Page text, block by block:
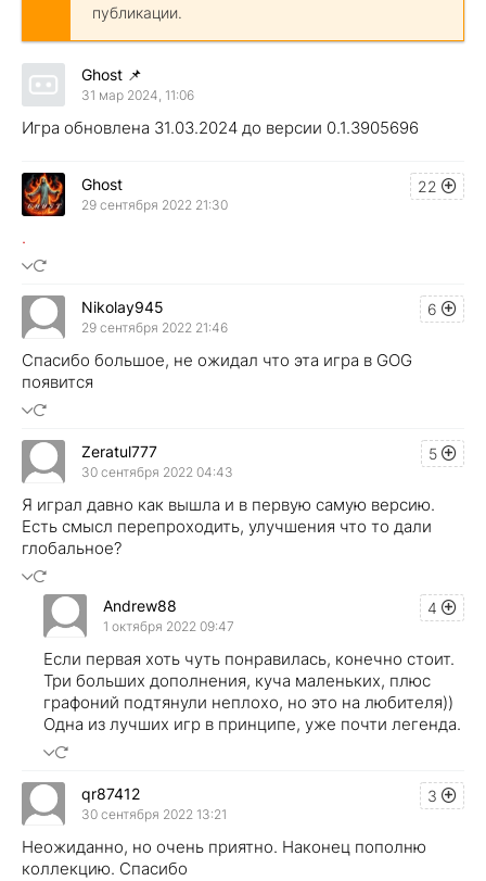
публикации.
Ghost 📌
31 мар 2024, 11:06
Игра обновлена 31.03.2024 до версии 0.1.3905696
22
Ghost
29 сентября 2022 21:30
.
6
Nikolay945
29 сентября 2022 21:46
Спасибо большое, не ожидал что эта игра в GOG
появится
5
Zeratul777
30 сентября 2022 04:43
Я играл давно как вышла и в первую самую версию.
Есть смысл перепроходить, улучшения что то дали
глобальное?
4
Andrew88
1 октября 2022 09:47
Если первая хоть чуть понравилась, конечно стоит.
Три больших дополнения, куча маленьких, плюс
графоний подтянули неплохо, но это на любителя))
Одна из лучших игр в принципе, уже почти легенда.
3
qr87412
30 сентября 2022 13:21
Неожиданно, но очень приятно. Наконец пополню
коллекцию. Спасибо